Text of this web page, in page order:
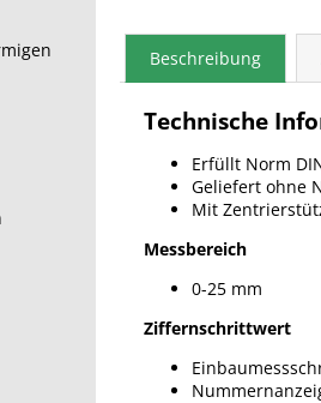
Beschreibung
Technische
Erfüllt Norm
Geliefert ohne
Mit
Messbereich
0-25 mm
Ziffernschrittwert